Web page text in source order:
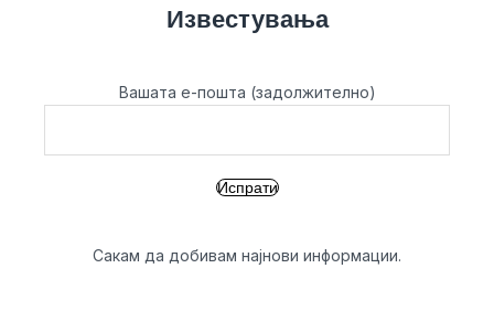
Известувања
Вашата е-пошта (задолжително)
Сакам да добивам најнови информации.